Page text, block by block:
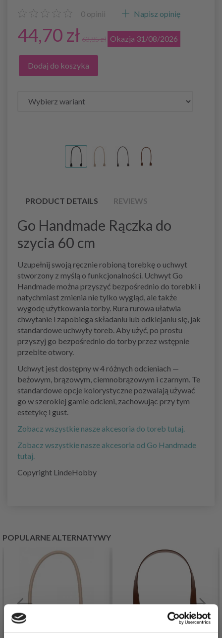
0 opinii Napisz opinię
44,70 zł 63,85 zł Okazja 31/08/2026
Dodaj do koszyka
PRODUCT DETAILS REVIEWS
Go Handmade Rączka do
szycia 60 cm
Uzupełnij swoją ręcznie robioną torebkę o uchwyt
stworzony z myślą o funkcjonalności. Uchwyt Go
Handmade można przyszyć bezpośrednio do torebki i
natychmiast zmienia nie tylko wygląd, ale także
wygodę użytkowania torby. Rura rurowa ułatwia
chwytanie i zapobiega składaniu lub odklejaniu się, jak
standardowe uchwyty toreb. Aby użyć, po prostu
przyszyj go bezpośrednio do torby przez wstępnie
przebite otwory.
Uchwyt jest dostępny w 4 różnych odcieniach —
beżowym, brązowym, ciemnobrązowym i czarnym. Te
standardowe opcje kolorystyczne pozwalają używać
go w szerokiej gamie odcieni, zachowując przy tym
estetykę i gust.
Zobacz wszystkie nasze akcesoria do toreb tutaj.
Zobacz wszystkie nasze akcesoria od Go Handmade
tutaj.
Copyright LindeHobby
POPULARNE ALTERNATYWY